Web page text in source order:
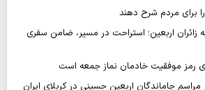
برای مردم شرح دهند
زائران اربعین؛ استراحت در مسیر، ضامن سفری
رمز موفقیت خادمان نماز جمعه است